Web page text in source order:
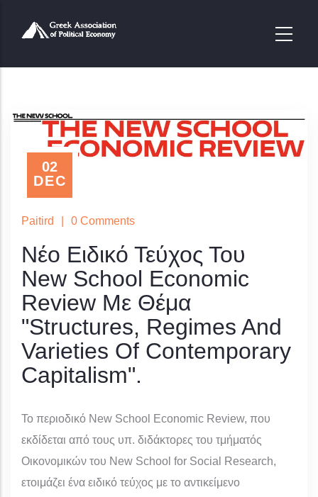
προς
02
DEC
Paitird 0 Comments
Νέο Ειδικό Τεύχος Του
New School Economic
Review Με Θέμα
"Structures, Regimes And
Varieties Of Contemporary
Capitalism".
Το περιοδικό New School Economic Review, που
εκδίδεται από τους υπ. διδάκτορες του τμήματός
Οικονομικών του New School for Social Research,
ετοιμάζει ένα ειδικό τεύχος με το αντικείμενο